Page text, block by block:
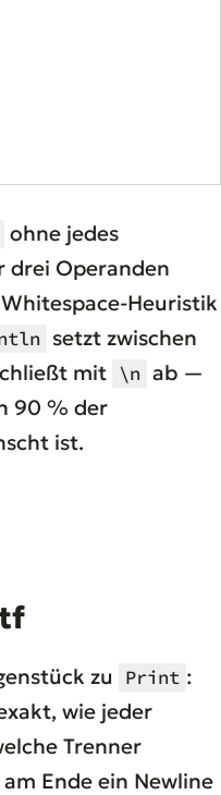
ohne jedes
drei Operanden
Heuristik
setzt zwischen
mit \n ab —
90 % der
ist.
zu Print :
wie jeder
Trenner
Ende ein Newline